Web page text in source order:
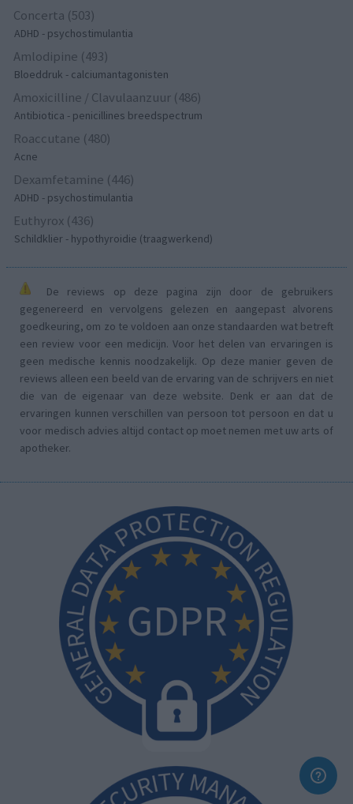
Concerta (503)
ADHD - psychostimulantia
Amlodipine (493)
Bloeddruk - calciumantagonisten
Amoxicilline / Clavulaanzuur (486)
Antibiotica - penicillines breedspectrum
Roaccutane (480)
Acne
Dexamfetamine (446)
ADHD - psychostimulantia
Euthyrox (436)
Schildklier - hypothyroidie (traagwerkend)
De reviews op deze pagina zijn door de gebruikers
gegenereerd en vervolgens gelezen en aangepast alvorens
goedkeuring, om zo te voldoen aan onze standaarden wat betreft
een review voor een medicijn. Voor het delen van ervaringen is
geen medische kennis noodzakelijk. Op deze manier geven de
reviews alleen een beeld van de ervaring van de schrijvers en niet
die van de eigenaar van deze website. Denk er aan dat de
ervaringen kunnen verschillen van persoon tot persoon en dat u
voor medisch advies altijd contact op moet nemen met uw arts of
apotheker.